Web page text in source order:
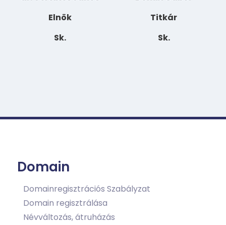
Elnök
Sk.
Titkár
Sk.
Domain
Domainregisztrációs Szabályzat
Domain regisztrálása
Névváltozás, átruházás